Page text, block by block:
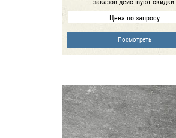
Цена по запросу
Посмотреть